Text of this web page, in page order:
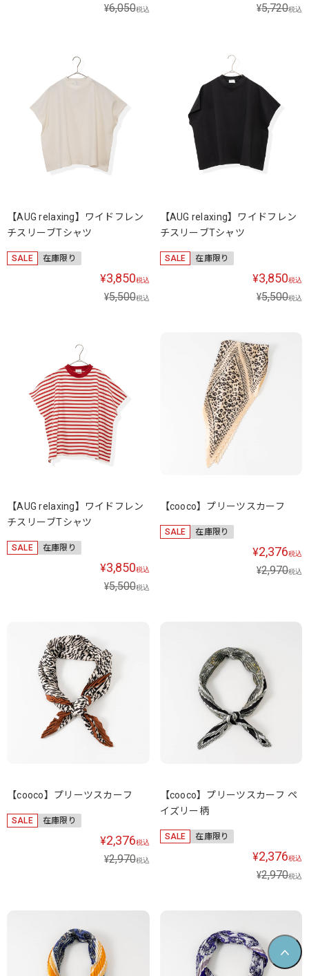
¥6,050税込 ¥5,720税込
【AUG relaxing】ワイドフレン
チスリーブTシャツ
SALE 在庫限り
¥3,850税込
¥5,500税込
【AUG relaxing】ワイドフレン
チスリーブTシャツ
SALE 在庫限り
¥3,850税込
¥5,500税込
【AUG relaxing】ワイドフレン
チスリーブTシャツ
SALE 在庫限り
¥3,850税込
¥5,500税込
【cooco】プリーツスカーフ
SALE 在庫限り
¥2,376税込
¥2,970税込
【cooco】プリーツスカーフ
SALE 在庫限り
¥2,376税込
¥2,970税込
【cooco】プリーツスカーフ ペ
イズリー柄
SALE 在庫限り
¥2,376税込
¥2,970税込